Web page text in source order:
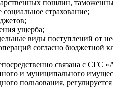
пошлин,
страхование;
ущерба;
виды поступлений от
согласно бюджетной
связана с СГС
и муниципального
пользования,